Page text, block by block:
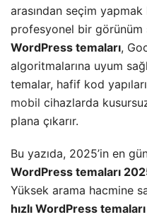
arasından seçim
profesyonel bir görünüm
WordPress temaları,
algoritmalarına uyum
temalar, hafif kod
mobil cihazlarda
plana çıkarır.
Bu yazıda, 2025’in en
WordPress temaları
Yüksek arama hacmine
hızlı WordPress